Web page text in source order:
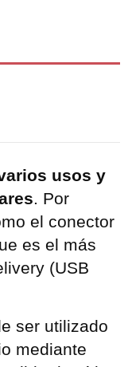
usos y
. Por
el conector
es el más
(USB
ser utilizado
mediante